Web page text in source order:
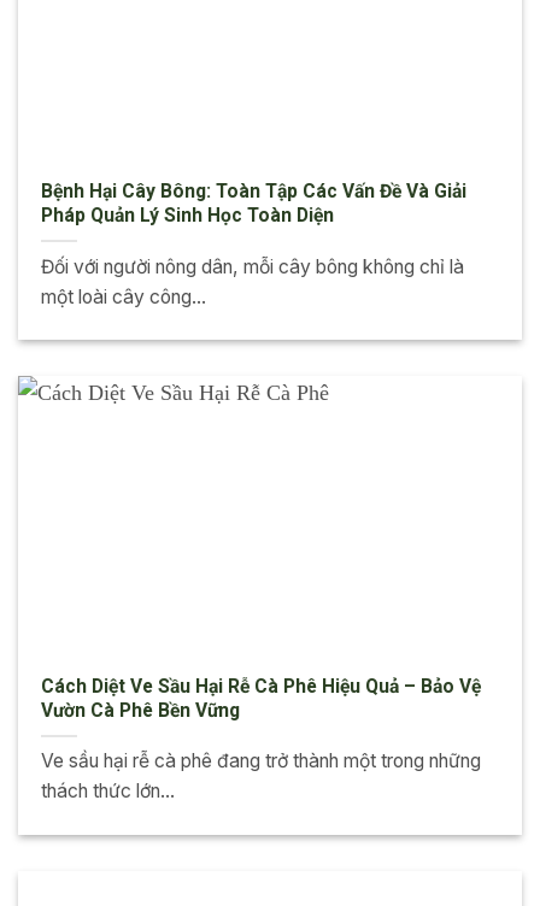
Bệnh Hại Cây Bông: Toàn Tập Các Vấn Đề Và Giải
Pháp Quản Lý Sinh Học Toàn Diện
Đối với người nông dân, mỗi cây bông không chỉ là
một loài cây công...
Cách Diệt Ve Sầu Hại Rễ Cà Phê Hiệu Quả – Bảo Vệ
Vườn Cà Phê Bền Vững
Ve sầu hại rễ cà phê đang trở thành một trong những
thách thức lớn...